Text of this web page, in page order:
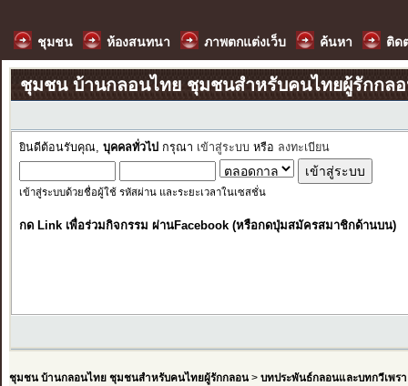
ชุมชน ห้องสนทนา ภาพตกแต่งเว็บ ค้นหา ติด
ชุมชน บ้านกลอนไทย ชุมชนสำหรับคนไทยผู้รักกล
ยินดีต้อนรับคุณ, บุคคลทั่วไป กรุณา เข้าสู่ระบบ หรือ ลงทะเบียน
เข้าสู่ระบบด้วยชื่อผู้ใช้ รหัสผ่าน และระยะเวลาในเซสชั่น
กด Link เพื่อร่วมกิจกรรม ผ่านFacebook (หรือกดปุ่มสมัครสมาชิกด้านบน)
ชุมชน บ้านกลอนไทย ชุมชนสำหรับคนไทยผู้รักกลอน> บทประพันธ์กลอนและบทกวีเพรา